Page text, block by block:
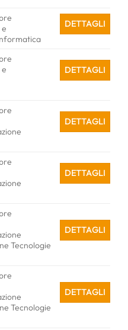
DETTAGLI
DETTAGLI
DETTAGLI
DETTAGLI
Tecnologie
DETTAGLI
Tecnologie
DETTAGLI